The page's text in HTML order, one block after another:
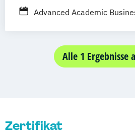
Berufsbegleitendes
Advanced Academic
Energiemanagement
Angewandte Fotografie
Business & Engineering
Alle 1 Ergebnisse
Zertifikat